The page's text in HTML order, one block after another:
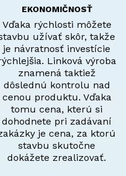
EKONOMIČNOSŤ
Vďaka rýchlosti môžete
užívať skôr, takže
je návratnosť investície
Linková výroba
znamená taktiež
dôslednú kontrolu nad
cenou produktu. Vďaka
tomu cena, kterú si
dohodnete pri zadávaní
je cena, za ktorú
stavbu skutočne
dokážete zrealizovať.